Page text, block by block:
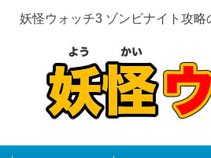
妖怪ウォッチ3 ゾンビナイト攻